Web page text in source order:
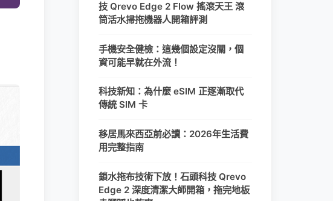
技 Qrevo Edge 2 Flow 搖滾天王 滾
筒活水掃拖機器人開箱評測
手機安全健檢：這幾個設定沒關，個
資可能早就在外流！
科技新知：為什麼 eSIM 正逐漸取代
傳統 SIM 卡
移居馬來西亞前必讀：2026年生活費
用完整指南
鎖水拖布技術下放！石頭科技 Qrevo
Edge 2 深度清潔大師開箱，拖完地板